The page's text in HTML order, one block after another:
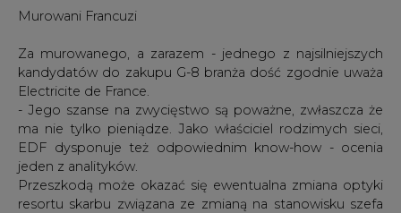
Murowani Francuzi
Za murowanego, a zarazem - jednego z najsilniejszych
kandydatów do zakupu G-8 branża dość zgodnie uważa
Electricite de France.
- Jego szanse na zwycięstwo są poważne, zwłaszcza że
ma nie tylko pieniądze. Jako właściciel rodzimych sieci,
EDF dysponuje też odpowiednim know-how - ocenia
jeden z analityków.
Przeszkodą może okazać się ewentualna zmiana optyki
resortu skarbu związana ze zmianą na stanowisku szefa